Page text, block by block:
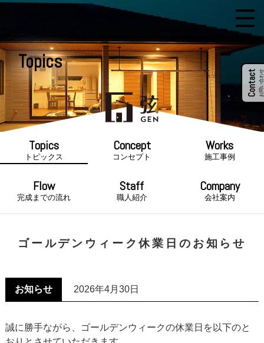
Topics
Contactお問い合わせ
トピックス コンセプト 施工事例
完成までの流れ 職人紹介 会社案内
ゴールデンウィーク休業日のお知らせ
お知らせ 2026年4月30日
誠に勝手ながら、ゴールデンウィークの休業日を以下のと